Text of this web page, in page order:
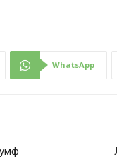
WhatsApp